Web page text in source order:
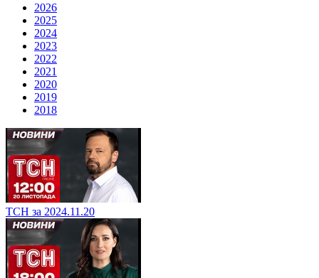
2026
2025
2024
2023
2022
2021
2020
2019
2018
ТСН за 2024.11.20